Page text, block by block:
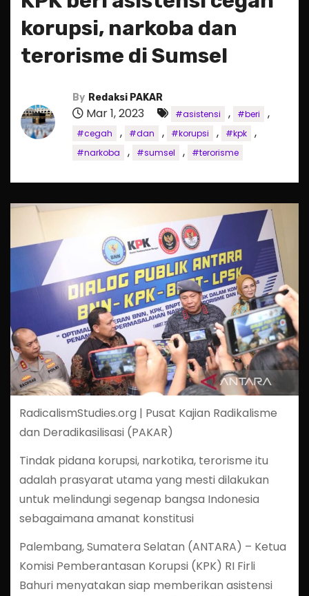
korupsi, narkoba dan
terorisme di Sumsel
By Redaksi PAKAR
Mar 1, 2023 #asistensi , #beri ,
#cegah , #dan , #korupsi , #kpk ,
#narkoba , #sumsel , #terorisme
RadicalismStudies.org | Pusat Kajian Radikalisme
dan Deradikasilisasi (PAKAR)
Tindak pidana korupsi, narkotika, terorisme itu
adalah prasyarat utama yang mesti dilakukan
untuk melindungi segenap bangsa Indonesia
sebagaimana amanat konstitusi
Palembang, Sumatera Selatan (ANTARA) – Ketua
Komisi Pemberantasan Korupsi (KPK) RI Firli
Bahuri menyatakan siap memberikan asistensi